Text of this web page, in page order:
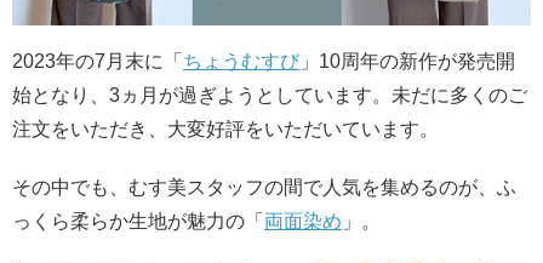
2023年の7月末に「 ちょうむすび 」10周年の新作が発売開
始となり、3ヵ月が過ぎようとしています。未だに多くのご
注文をいただき、大変好評をいただいています。
その中でも、むす美スタッフの間で人気を集めるのが、ふ
っくら柔らか生地が魅力の「 両面染め 」。
防災